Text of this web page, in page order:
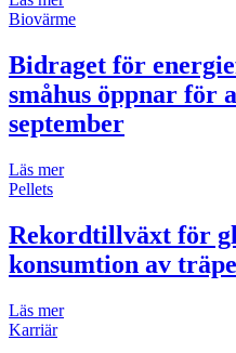
Biovärme
Bidraget för
småhus öppnar för
september
Läs mer
Pellets
Rekordtillväxt för
konsumtion av
Läs mer
Karriär